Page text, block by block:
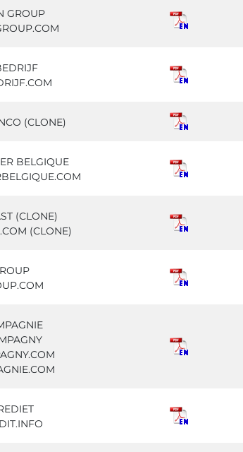
GROUP
(CLONE)
BELGIQUE
(CLONE)
(CLONE)